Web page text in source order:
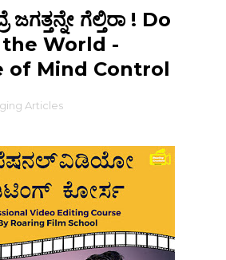
ಗೆಲ್ತಿರಾ ! Do
World -
of Mind Control
Articles